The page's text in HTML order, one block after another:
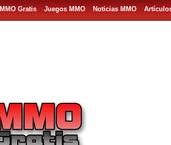
MMO Gratis Juegos MMO Noticias MMO